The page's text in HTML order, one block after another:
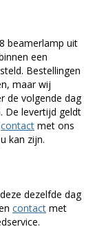
beamerlamp uit
een
Bestellingen
maar wij
de volgende dag
De levertijd geldt
contact met ons
kan zijn.
dezelfde dag
contact met